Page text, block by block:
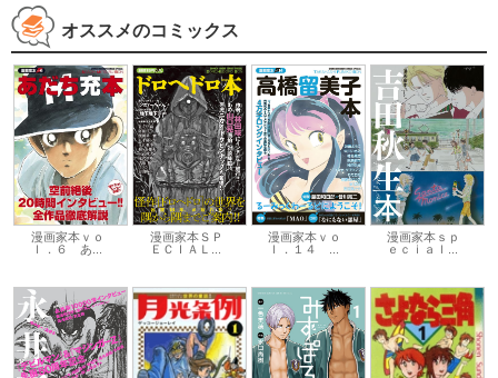
オススメのコミックス
漫画家本ｖｏ
ｌ．６ あ...
漫画家本ＳＰ
ＥＣＩＡＬ...
漫画家本ｖｏ
ｌ．１４ ...
漫画家本ｓｐ
ｅｃｉａｌ...